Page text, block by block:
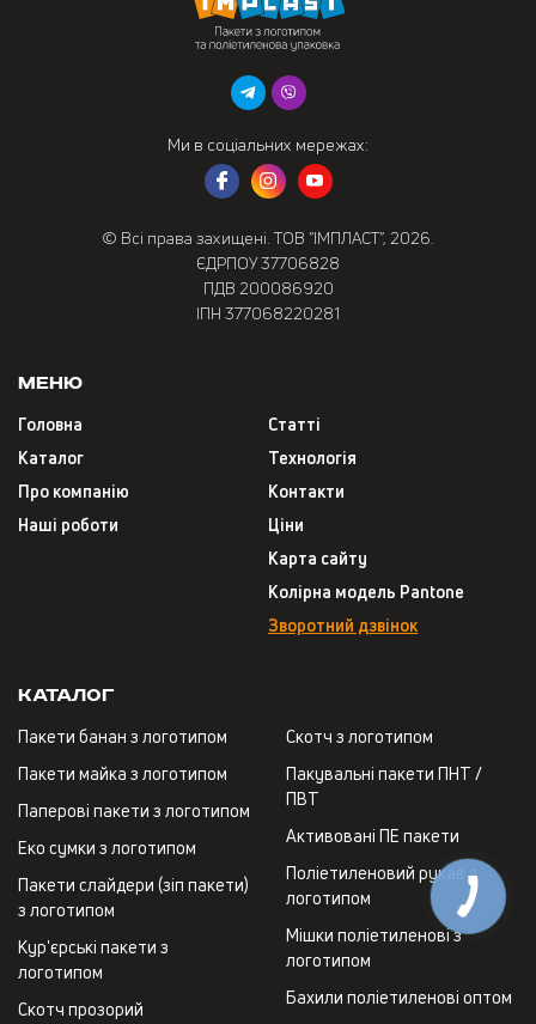
Ми в соціальних мережах:
© Всі права захищені. ТОВ “ІМПЛАСТ”, 2026.
ЄДРПОУ 37706828
ПДВ 200086920
ІПН 377068220281
Меню
Головна
Каталог
Про компанію
Наші роботи
Статті
Технологія
Контакти
Ціни
Карта сайту
Колірна модель Pantone
Зворотний дзвінок
Каталог
Пакети банан з логотипом
Пакети майка з логотипом
Паперові пакети з логотипом
Еко сумки з логотипом
Пакети слайдери (зіп пакети)
з логотипом
Кур'єрські пакети з
логотипом
Скотч прозорий
Скотч з логотипом
Пакувальні пакети ПНТ /
ПВТ
Активовані ПЕ пакети
Поліетиленовий рукав з
логотипом
Мішки поліетиленові з
логотипом
Бахили поліетиленові оптом